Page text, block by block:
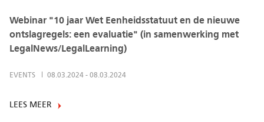
Webinar "10 jaar Wet Eenheidsstatuut en de nieuwe
ontslagregels: een evaluatie" (in samenwerking met
LegalNews/LegalLearning)
EVENTS 08.03.2024 - 08.03.2024
LEES MEER